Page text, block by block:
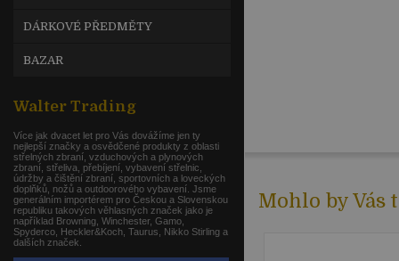
Mohlo by Vás
DÁRKOVÉ PŘEDMĚTY
BAZAR
Walter Trading
Více jak dvacet let pro Vás dovážíme jen ty
nejlepší značky a osvědčené produkty z oblasti
střelných zbraní, vzduchových a plynových
zbraní, střeliva, přebíjení, vybavení střelnic,
údržby a čištění zbraní, sportovních a loveckých
doplňků, nožů a outdoorového vybavení. Jsme
generálním importérem pro Českou a Slovenskou
republiku takových věhlasných značek jako je
například Browning, Winchester, Gamo,
Spyderco, Heckler&Koch, Taurus, Nikko Stirling a
dalších značek.